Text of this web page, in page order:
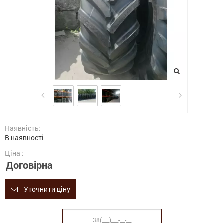
Наявність:
В наявності
Ціна :
Договірна
Уточнити ціну